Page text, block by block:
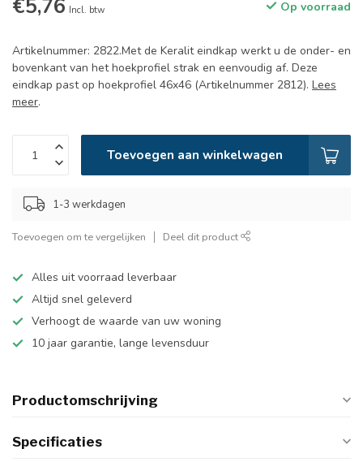
€5,76 Incl. btw Op voorraad
Artikelnummer: 2822.Met de Keralit eindkap werkt u de onder- en
bovenkant van het hoekprofiel strak en eenvoudig af. Deze
eindkap past op hoekprofiel 46x46 (Artikelnummer 2812). Lees
meer.
Toevoegen aan winkelwagen
1-3 werkdagen
Toevoegen om te vergelijken Deel dit product
Alles uit voorraad leverbaar
Altijd snel geleverd
Verhoogt de waarde van uw woning
10 jaar garantie, lange levensduur
Productomschrijving
Specificaties